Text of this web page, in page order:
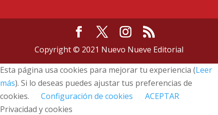
Copyright © 2021 Nuevo Nueve Editorial
Esta página usa cookies para mejorar tu experiencia (Leer
más). Si lo deseas puedes ajustar tus preferencias de
cookies.
Configuración de cookies
ACEPTAR
Privacidad y cookies